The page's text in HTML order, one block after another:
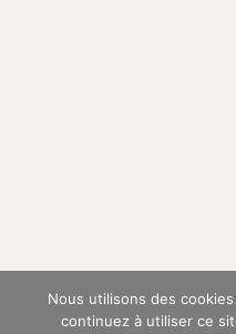
Nous utilisons des
continuez à utiliser ce